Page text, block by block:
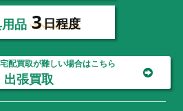
品 3日程度
配買取が難しい場合はこちら
出張買取